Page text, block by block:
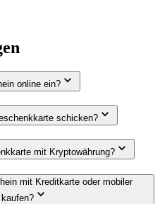
online ein?
schicken?
mit Kryptowährung?
mit Kreditkarte oder mobiler